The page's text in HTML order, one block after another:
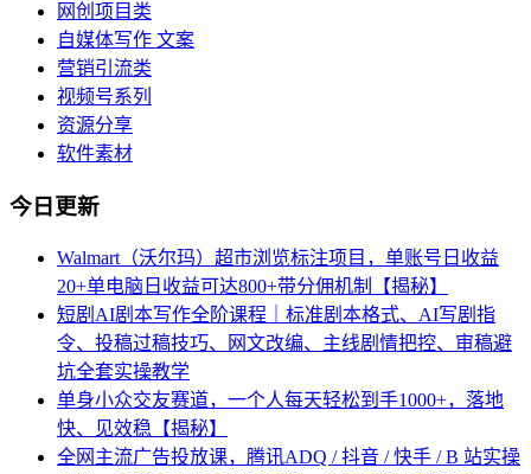
网创项目类
自媒体写作 文案
营销引流类
视频号系列
资源分享
软件素材
今日更新
Walmart（沃尔玛）超市浏览标注项目，单账号日收益
20+单电脑日收益可达800+带分佣机制【揭秘】
短剧AI剧本写作全阶课程｜标准剧本格式、AI写剧指
令、投稿过稿技巧、网文改编、主线剧情把控、审稿避
坑全套实操教学
单身小众交友赛道，一个人每天轻松到手1000+，落地
快、见效稳【揭秘】
全网主流广告投放课，腾讯ADQ / 抖音 / 快手 / B 站实操